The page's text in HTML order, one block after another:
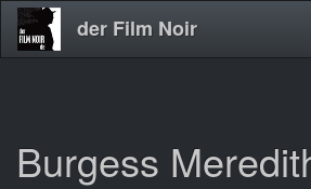
Direkt
zum
der Film Noir
Burgess